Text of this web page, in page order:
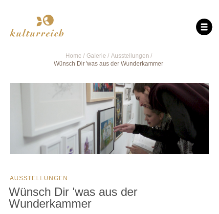
Home Galerie
Ausstellungen
Wünsch Dir 'was aus der Wunderkammer
AUSSTELLUNGEN
Wünsch Dir 'was aus der
Wunderkammer